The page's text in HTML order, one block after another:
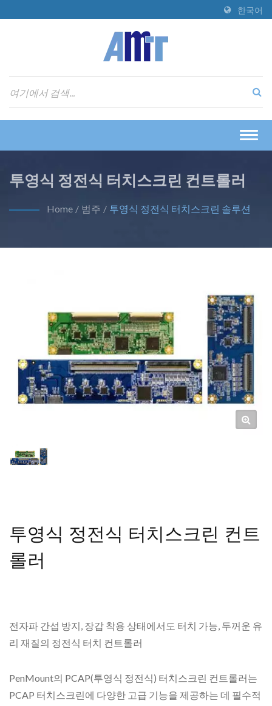
한국어
투영식 정전식 터치스크린 컨트롤러
Home / 범주 / 투영식 정전식 터치스크린 솔루션
투영식 정전식 터치스크린 컨트
롤러
전자파 간섭 방지, 장갑 착용 상태에서도 터치 가능, 두꺼운 유
리 재질의 정전식 터치 컨트롤러
PenMount의 PCAP(투영식 정전식) 터치스크린 컨트롤러는
PCAP 터치스크린에 다양한 고급 기능을 제공하는 데 필수적